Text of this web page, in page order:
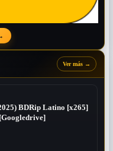
Ver más →
BDRip Latino [x265]